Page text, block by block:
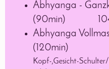
Abhyanga -
(90min)
Abhyanga
(120min)
Kopf-,Gesicht-